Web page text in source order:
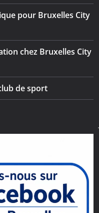
pour Bruxelles City
chez Bruxelles City
de sport